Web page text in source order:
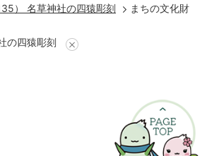
） 名草神社の四猿彫刻 まちの文化財
の四猿彫刻